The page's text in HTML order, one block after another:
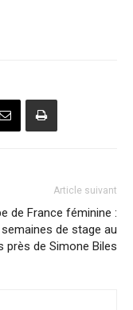
Article suivant
de France féminine :
semaines de stage au
près de Simone Biles